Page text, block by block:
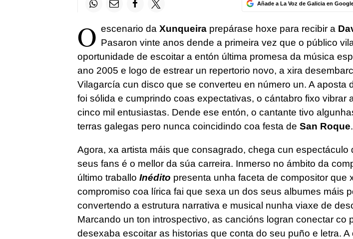
Añade a La Voz de Galicia en
O escenario da Xunqueiraprepárase hoxe para recibir a
Pasaron vinte anos dende a primeira vez que o público
oportunidade de escoitar a entón última promesa da música
ano 2005 e logo de estrear un repertorio novo, a xira
Vilagarcía cun disco que se converteu en número un. A aposta
foi sólida e cumprindo coas expectativas, o cántabro fixo vibrar
cinco mil entusiastas. Dende ese entón, o cantante tivo
terras galegas pero nunca coincidindo coa festa de San Roque.
Agora, xa artista máis que consagrado, chega cun espectáculo
seus fans é o mellor da súa carreira. Inmerso no ámbito da
último traballo Inédito presenta unha faceta de compositor que
compromiso coa lírica fai que sexa un dos seus albumes máis
convertendo a estrutura narrativa e musical nunha viaxe de
Marcando un ton introspectivo, as cancións logran conectar co
desexaba escoitar as historias que conta do seu puño e letra. A